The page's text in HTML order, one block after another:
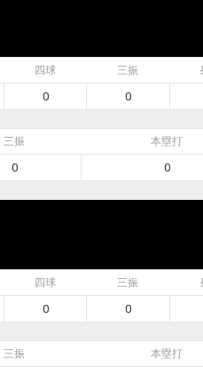
四球 三振
0 0
三振 本塁打
0 0
四球 三振
0 0
三振 本塁打